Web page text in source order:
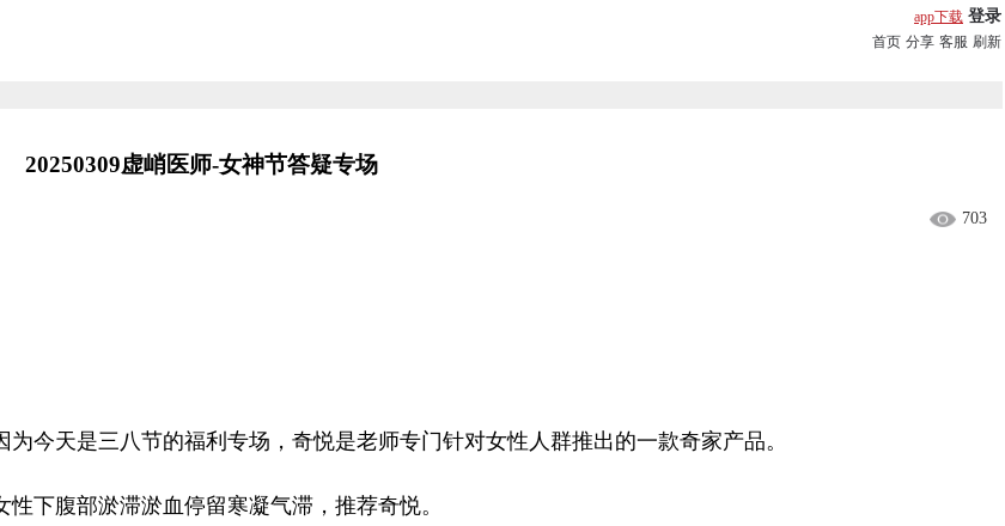
app下载 登录
首页 分享 客服 刷新
20250309虚峭医师-女神节答疑专场
703
今天是三八节的福利专场，奇悦是老师专门针对女性人群推出的一款奇家产品。
下腹部淤滞淤血停留寒凝气滞，推荐奇悦。